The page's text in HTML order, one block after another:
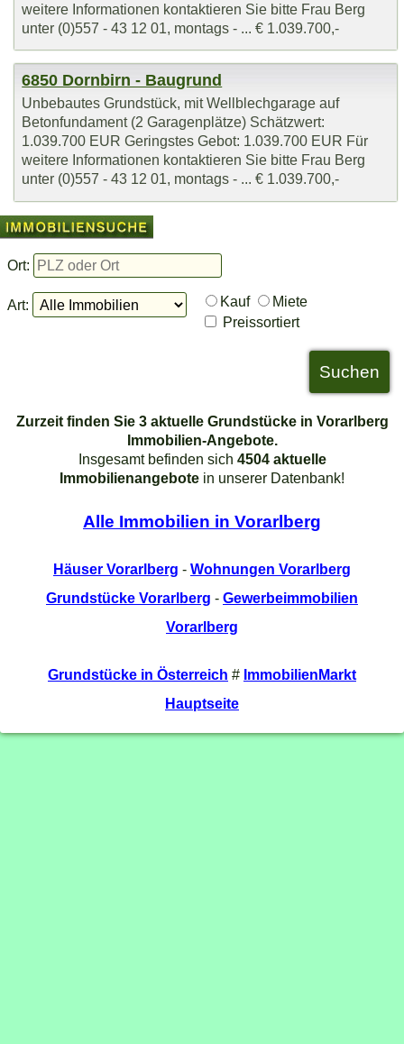
weitere Informationen kontaktieren Sie bitte Frau Berg
unter (0)557 - 43 12 01, montags - ... € 1.039.700,-
6850 Dornbirn - Baugrund
Unbebautes Grundstück, mit Wellblechgarage auf
Betonfundament (2 Garagenplätze) Schätzwert:
1.039.700 EUR Geringstes Gebot: 1.039.700 EUR Für
weitere Informationen kontaktieren Sie bitte Frau Berg
unter (0)557 - 43 12 01, montags - ... € 1.039.700,-
Ort:
Art: Kauf
Miete
Preissortiert
Zurzeit finden Sie 3 aktuelle Grundstücke in Vorarlberg
Immobilien-Angebote.
Insgesamt befinden sich 4504 aktuelle
Immobilienangebote in unserer Datenbank!
Alle Immobilien in Vorarlberg
Häuser Vorarlberg - Wohnungen Vorarlberg
Grundstücke Vorarlberg - Gewerbeimmobilien
Vorarlberg
Grundstücke in Österreich # ImmobilienMarkt
Hauptseite